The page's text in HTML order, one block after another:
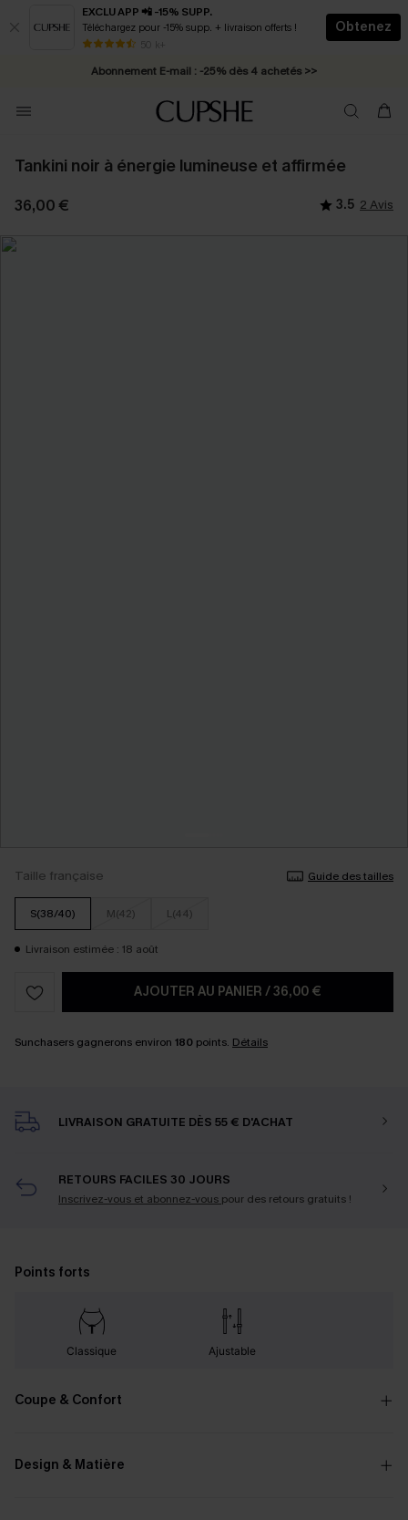
EXCLU APP 📲 -15% SUPP.
Téléchargez pour -15% supp. + livraison offerts !
50 k+
Obtenez
* Livraison éclair 2-3 jours ouvrés >>
Abonnement E-mail : -25% dès 4 achetés >>
Tankini noir à énergie lumineuse et affirmée
36,00 € 3.5 2 Avis
Taille française Guide des tailles
S(38/40) M(42) L(44)
Livraison estimée : 18 août
AJOUTER AU PANIER /36,00 €
Sunchasers gagnerons environ 180 points. Détails
LIVRAISON GRATUITE DÈS 55 € D'ACHAT
RETOURS FACILES 30 JOURS
Inscrivez-vous et abonnez-vous pour des retours gratuits !
Points forts
Classique Ajustable
Coupe & Confort
Design & Matière